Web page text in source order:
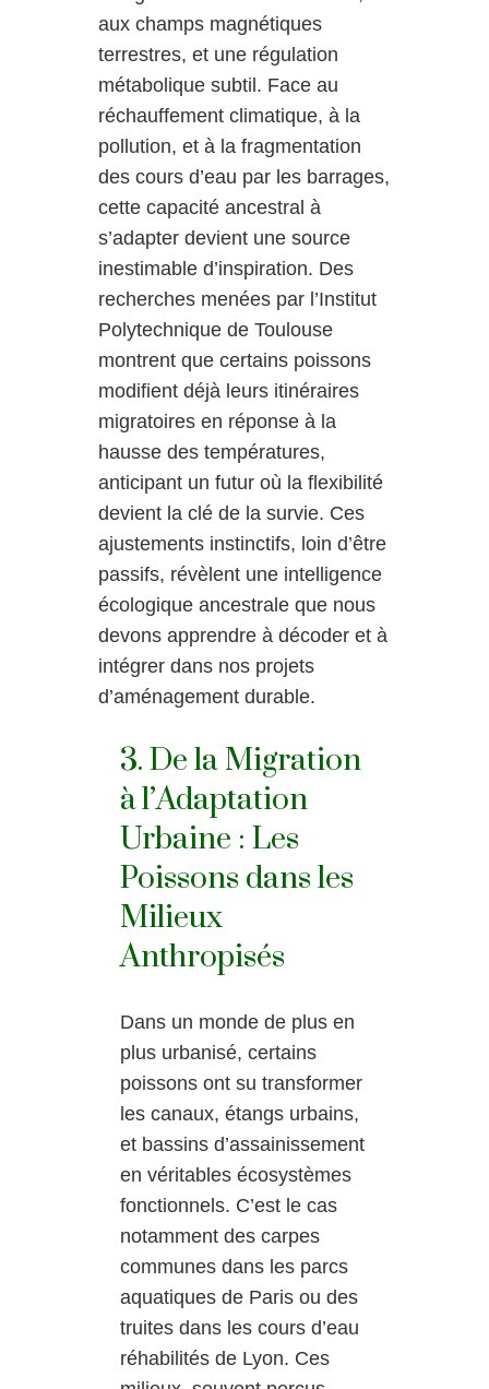
aux champs magnétiques
terrestres, et une régulation
métabolique subtil. Face au
réchauffement climatique, à la
pollution, et à la fragmentation
des cours d’eau par les barrages,
cette capacité ancestral à
s’adapter devient une source
inestimable d’inspiration. Des
recherches menées par l’Institut
Polytechnique de Toulouse
montrent que certains poissons
modifient déjà leurs itinéraires
migratoires en réponse à la
hausse des températures,
anticipant un futur où la flexibilité
devient la clé de la survie. Ces
ajustements instinctifs, loin d’être
passifs, révèlent une intelligence
écologique ancestrale que nous
devons apprendre à décoder et à
intégrer dans nos projets
d’aménagement durable.
3. De la Migration
à l’Adaptation
Urbaine : Les
Poissons dans les
Milieux
Anthropisés
Dans un monde de plus en
plus urbanisé, certains
poissons ont su transformer
les canaux, étangs urbains,
et bassins d’assainissement
en véritables écosystèmes
fonctionnels. C’est le cas
notamment des carpes
communes dans les parcs
aquatiques de Paris ou des
truites dans les cours d’eau
réhabilités de Lyon. Ces